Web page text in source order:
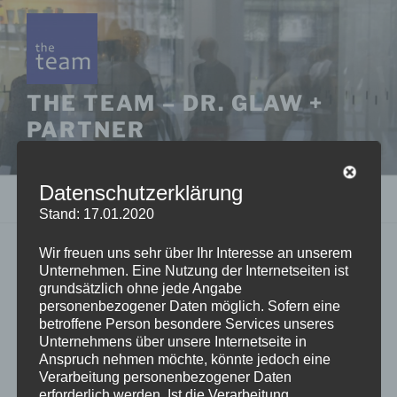
Zum
Inhalt
springen
THE TEAM – DR. GLAW +
PARTNER
Menü
WER WIR SIND
THE TEAM ist eine Gruppe unabhängiger Trainerinnen
und Trainer. Als Sprachtrainer und Intercultural
Coaches bringen wir unseren Teilnehmerinnen und
Teilnehmern fremde Sprachen und Kulturen nahe.
Datenschutzerklärung
Stand: 17.01.2020
Wir freuen uns sehr über Ihr Interesse an unserem
Unternehmen. Eine Nutzung der Internetseiten ist
grundsätzlich ohne jede Angabe
personenbezogener Daten möglich. Sofern eine
betroffene Person besondere Services unseres
Unternehmens über unsere Internetseite in
Anspruch nehmen möchte, könnte jedoch eine
Verarbeitung personenbezogener Daten